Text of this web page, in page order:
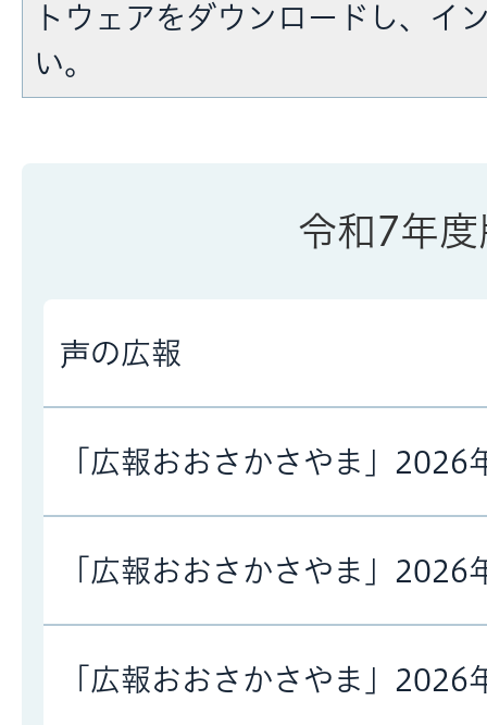
トウェアをダウンロードし、イ
い。
令和7年度
声の広報
「広報おおさかさやま」2026
「広報おおさかさやま」2026
「広報おおさかさやま」2026